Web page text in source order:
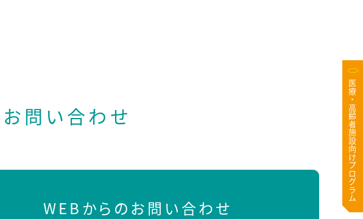
医療・高齢者施設向けプログラム
お問い合わせ
WEBからのお問い合わせ